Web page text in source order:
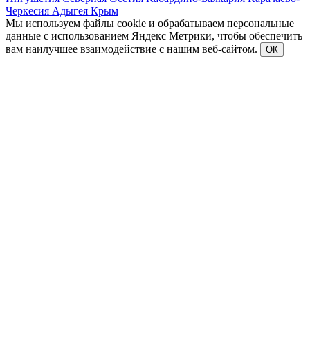
Черкесия Адыгея Крым
Мы используем файлы cookie и обрабатываем персональные
данные с использованием Яндекс Метрики, чтобы обеспечить
вам наилучшее взаимодействие с нашим веб-сайтом.
ОК